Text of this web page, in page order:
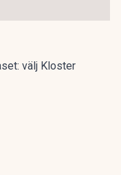
välj Kloster